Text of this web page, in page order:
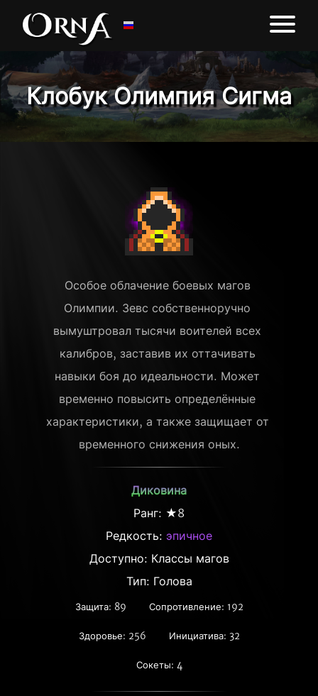
Клобук Олимпия Сигма
Особое облачение боевых магов
Олимпии. Зевс собственноручно
вымуштровал тысячи воителей всех
калибров, заставив их оттачивать
навыки боя до идеальности. Может
временно повысить определённые
характеристики, а также защищает от
временного снижения оных.
Диковина
Ранг: ★8
Редкость: эпичное
Доступно: Классы магов
Тип: Голова
Защита: 89 Сопротивление: 192
Здоровье: 256 Инициатива: 32
Сокеты: 4